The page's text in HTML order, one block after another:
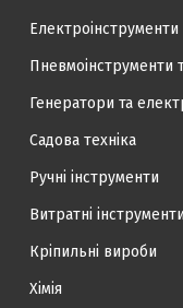
Електроінструменти
Пневмоінструменти
Генератори та
Садова техніка
Ручні інструменти
Витратні інструменти
Кріпильні вироби
Хімія